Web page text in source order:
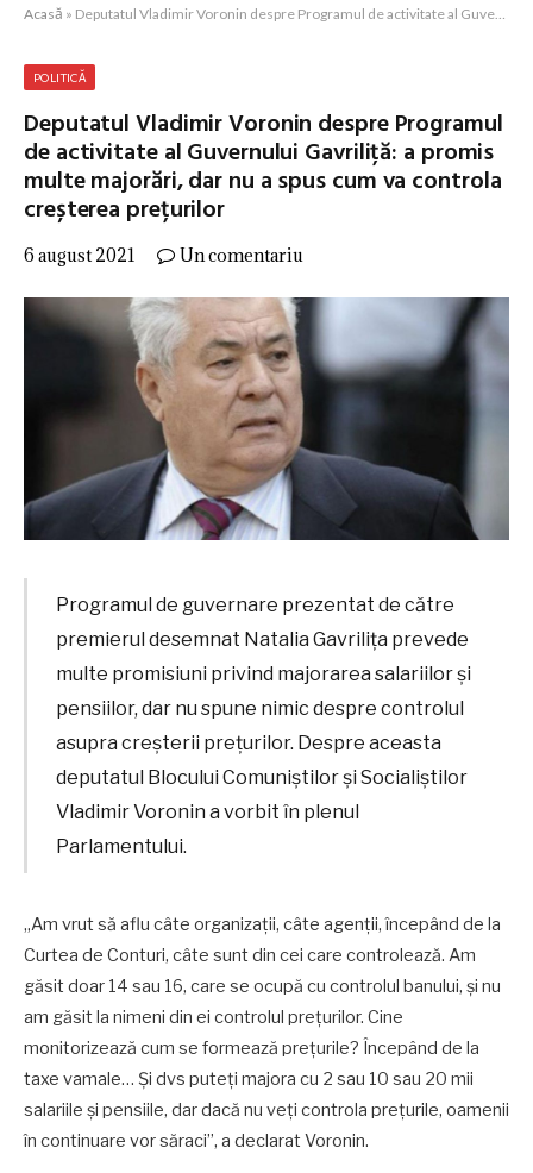
Acasă » Deputatul Vladimir Voronin despre Programul de activitate al Guvernului Gavriliță: a promis multe majorări, dar nu a spus cum va controla creșterea prețurilor
POLITICĂ
Deputatul Vladimir Voronin despre Programul
de activitate al Guvernului Gavriliță: a promis
multe majorări, dar nu a spus cum va controla
creșterea prețurilor
6 august 2021 Un comentariu
Programul de guvernare prezentat de către
premierul desemnat Natalia Gavrilița prevede
multe promisiuni privind majorarea salariilor și
pensiilor, dar nu spune nimic despre controlul
asupra creșterii prețurilor. Despre aceasta
deputatul Blocului Comuniștilor și Socialiștilor
Vladimir Voronin a vorbit în plenul
Parlamentului.
„Am vrut să aflu câte organizații, câte agenții, începând de la
Curtea de Conturi, câte sunt din cei care controlează. Am
găsit doar 14 sau 16, care se ocupă cu controlul banului, și nu
am găsit la nimeni din ei controlul prețurilor. Cine
monitorizează cum se formează prețurile? Începând de la
taxe vamale… Și dvs puteți majora cu 2 sau 10 sau 20 mii
salariile și pensiile, dar dacă nu veți controla prețurile, oamenii
în continuare vor săraci”, a declarat Voronin.